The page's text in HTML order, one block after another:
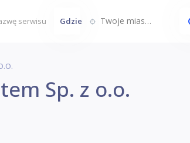
Gdzie Twoje miasto...
Sp. z o.o.